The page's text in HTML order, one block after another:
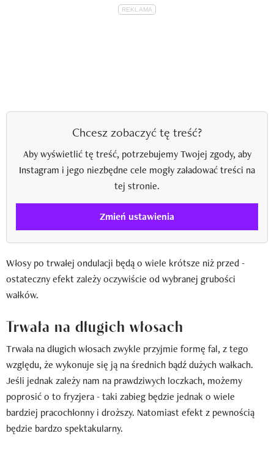
Chcesz zobaczyć tę treść?
Aby wyświetlić tę treść, potrzebujemy Twojej zgody, aby
Instagram i jego niezbędne cele mogły załadować treści na
tej stronie.
Zmień ustawienia
Włosy po trwałej ondulacji będą o wiele krótsze niż przed -
ostateczny efekt zależy oczywiście od wybranej grubości
wałków.
Trwała na długich włosach
Trwała na długich włosach zwykle przyjmie formę fal, z tego
względu, że wykonuje się ją na średnich bądź dużych wałkach.
Jeśli jednak zależy nam na prawdziwych loczkach, możemy
poprosić o to fryzjera - taki zabieg będzie jednak o wiele
bardziej pracochłonny i droższy. Natomiast efekt z pewnością
będzie bardzo spektakularny.